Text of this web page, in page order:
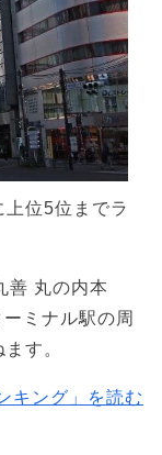
位5位までラ
丸の内本
ミナル駅の周
す。
キング」を読む